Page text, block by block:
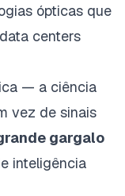
ópticas que
centers
— a ciência
vez de sinais
gargalo
inteligência